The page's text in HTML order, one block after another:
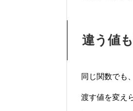
違う値
同じ関数でも、
渡す値を変え